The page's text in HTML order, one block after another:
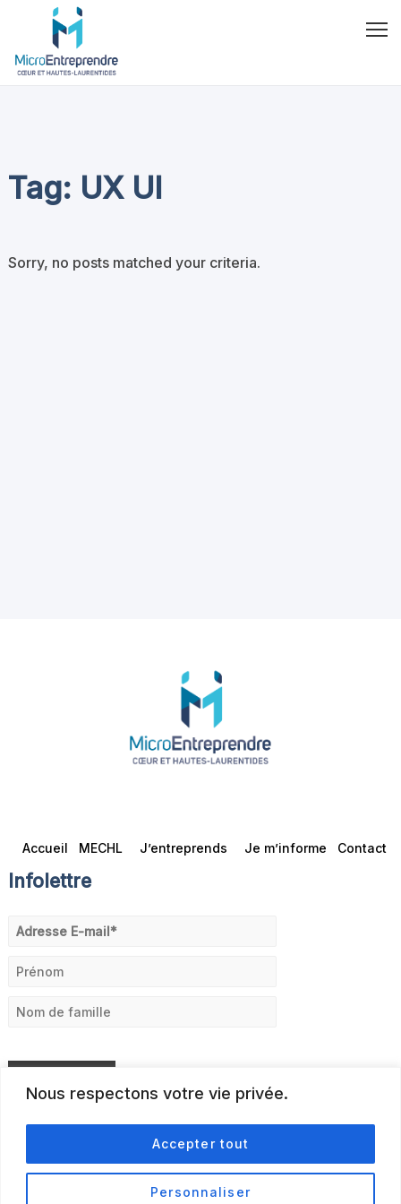
Nous respectons votre vie privée.
Personnaliser
Accepter tout
Tag: UX UI
Sorry, no posts matched your criteria.
Accueil MECHL J’entreprends Je m’informe Contact
Infolettre